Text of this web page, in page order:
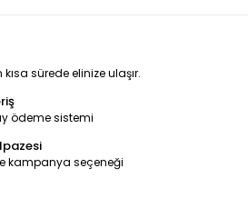
sürede elinize ulaşır.
ödeme sistemi
kampanya seçeneği